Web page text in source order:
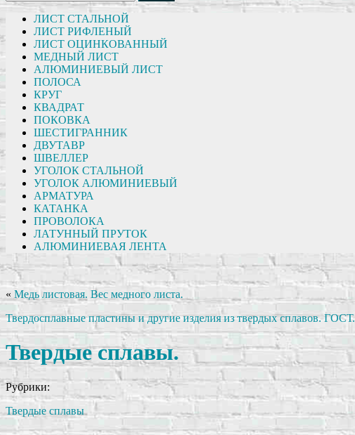
ЛИСТ СТАЛЬНОЙ
ЛИСТ РИФЛЕНЫЙ
ЛИСТ ОЦИНКОВАННЫЙ
МЕДНЫЙ ЛИСТ
АЛЮМИНИЕВЫЙ ЛИСТ
ПОЛОСА
КРУГ
КВАДРАТ
ПОКОВКА
ШЕСТИГРАННИК
ДВУТАВР
ШВЕЛЛЕР
УГОЛОК СТАЛЬНОЙ
УГОЛОК АЛЮМИНИЕВЫЙ
АРМАТУРА
КАТАНКА
ПРОВОЛОКА
ЛАТУННЫЙ ПРУТОК
АЛЮМИНИЕВАЯ ЛЕНТА
« Медь листовая. Вес медного листа.
Твердосплавные пластины и другие изделия из твердых сплавов. ГОСТ.
Твердые сплавы.
Рубрики:
Твердые сплавы